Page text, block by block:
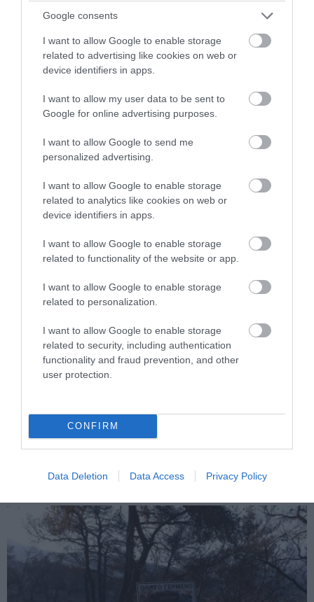
Google consents
I want to allow Google to enable storage
related to advertising like cookies on web or
device identifiers in apps.
I want to allow my user data to be sent to
Google for online advertising purposes.
I want to allow Google to send me
personalized advertising.
I want to allow Google to enable storage
related to analytics like cookies on web or
device identifiers in apps.
I want to allow Google to enable storage
related to functionality of the website or app.
I want to allow Google to enable storage
related to personalization.
I want to allow Google to enable storage
related to security, including authentication
functionality and fraud prevention, and other
user protection.
CONFIRM
Data Deletion Data Access Privacy Policy
PRONEWS.GR /PROVOCATEUR
Δωδεκάνησα: «Λουκέτο» σε 11 σχολεία
λόγω υπογεννητικότητας – Μειώνονται
οι μαθητές στα νησιά
06.08.2026 | 13:24
Πού πήγαν τα 68 εκατ. ευρώ από το
Ταμείο Ανάκαμψης για το πρόγραμμα της
παιδικής παχυσαρκίας;